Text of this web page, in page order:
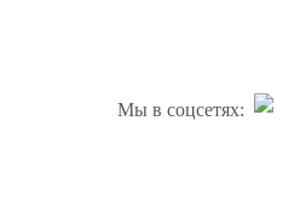
Мы в соцсетях: